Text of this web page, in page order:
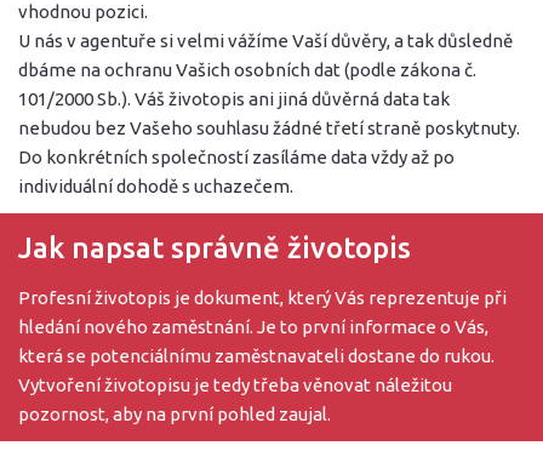
vhodnou pozici.
U nás v agentuře si velmi vážíme Vaší důvěry, a tak důsledně
dbáme na ochranu Vašich osobních dat (podle zákona č.
101/2000 Sb.). Váš životopis ani jiná důvěrná data tak
nebudou bez Vašeho souhlasu žádné třetí straně poskytnuty.
Do konkrétních společností zasíláme data vždy až po
individuální dohodě s uchazečem.
Jak napsat správně životopis
Profesní životopis je dokument, který Vás reprezentuje při
hledání nového zaměstnání. Je to první informace o Vás,
která se potenciálnímu zaměstnavateli dostane do rukou.
Vytvoření životopisu je tedy třeba věnovat náležitou
pozornost, aby na první pohled zaujal.